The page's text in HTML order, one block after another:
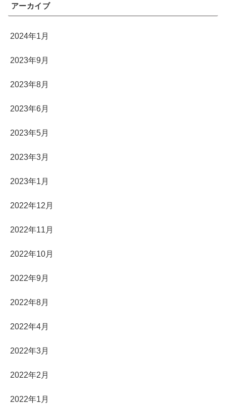
アーカイブ
2024年1月
2023年9月
2023年8月
2023年6月
2023年5月
2023年3月
2023年1月
2022年12月
2022年11月
2022年10月
2022年9月
2022年8月
2022年4月
2022年3月
2022年2月
2022年1月